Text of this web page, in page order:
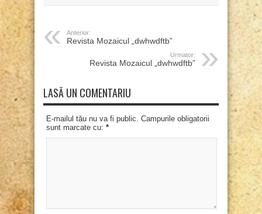
Anterior:
Revista Mozaicul „dwhwdftb”
Urmator:
Revista Mozaicul „dwhwdftb”
LASĂ UN COMENTARIU
E-mailul tău nu va fi public. Campurile obligatorii
sunt marcate cu: *